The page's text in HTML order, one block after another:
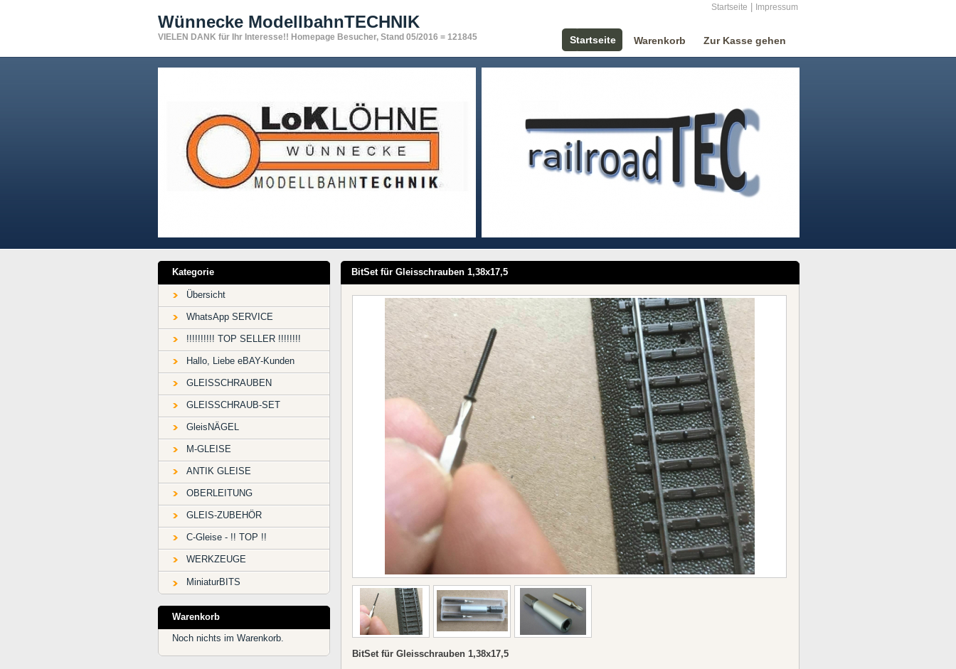
Startseite Impressum
Wünnecke ModellbahnTECHNIK
VIELEN DANK für Ihr Interesse!! Homepage Besucher, Stand 05/2016 = 121845 Startseite Warenkorb Zur Kasse gehen
Kategorie
Übersicht
WhatsApp SERVICE
!!!!!!!!!! TOP SELLER !!!!!!!!
Hallo, Liebe eBAY-Kunden
GLEISSCHRAUBEN
GLEISSCHRAUB-SET
GleisNÄGEL
M-GLEISE
ANTIK GLEISE
OBERLEITUNG
GLEIS-ZUBEHÖR
C-Gleise - !! TOP !!
WERKZEUGE
MiniaturBITS
Warenkorb
Noch nichts im Warenkorb.
BitSet für Gleisschrauben 1,38x17,5
BitSet für Gleisschrauben 1,38x17,5